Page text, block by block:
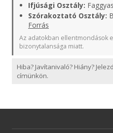
Ifjúsági Osztály:
Szórakoztató Osztály:
Forrás
Az adatokban ellentmondások
bizonytalansága miatt.
Hiba? Javítanivaló? Hiány?
címünkön.